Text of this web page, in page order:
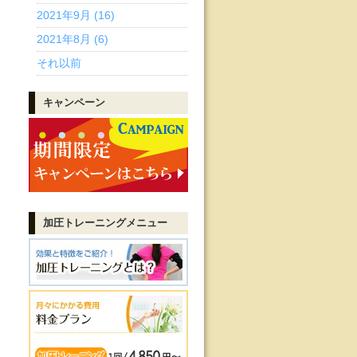
2021年9月 (16)
2021年8月 (6)
それ以前
キャンペーン
加圧トレーニングメニュー